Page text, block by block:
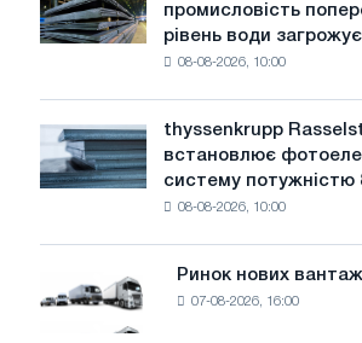
сталеливарна
промисловість
води
загрожує
промисловість
рівень води загрожує
08-08-2026, 10:00
thyssenkrupp
Rasselstein
встановлює
фотоелектричну
thyssenkrupp
встановлює
систему потужністю
08-08-2026, 10:00
Ринок
нових
вантажівок
Ринок нових
07-08-2026, 16:00